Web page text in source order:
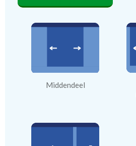
Middendeel